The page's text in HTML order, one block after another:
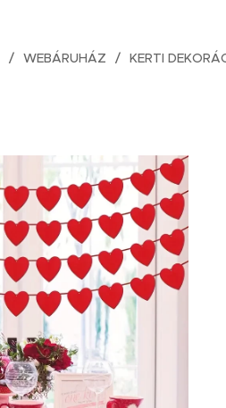
WEBÁRUHÁZ KERTI